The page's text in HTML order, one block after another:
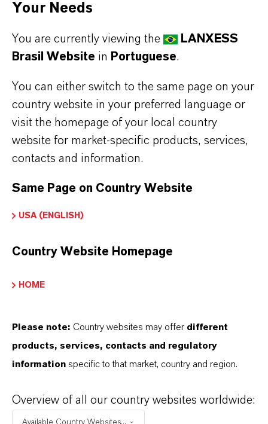
VANTAGENS ESPECIAIS PARA
DUAS MANEIRAS DE USAR O DGH
UM MECANISMO DE AÇÃO
SUPERFÍCIAL
MAIS INFORMAÇÕES SOBRE NOSSA
N-2000 Antimicrobial
N-2001 Antimicrobial
Your Needs
You are currently viewing the
LANXESS
Brasil Website in Portuguese.
You can either switch to the same page on your
country website in your preferred language or
visit the homepage of your local country
website for market-specific products, services,
contacts and information.
Same Page on Country Website
USA (ENGLISH)
Country Website Homepage
HOME
Please note: Country websites may offer different
products, services, contacts and regulatory
information specific to that market, country and region.
Overview of all our country websites worldwide:
Available Country Websites...